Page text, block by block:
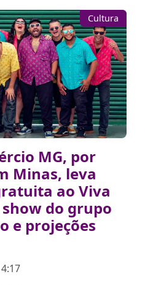
Cultura
MG, por
Minas, leva
ao Viva
do grupo
e projeções